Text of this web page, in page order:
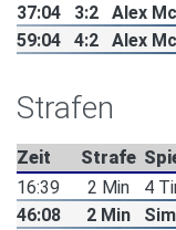
37:04
3:2
Alex
59:04
4:2 Alex
Strafen
Zeit Strafe
16:39
2 Min 4
46:08
2 Min